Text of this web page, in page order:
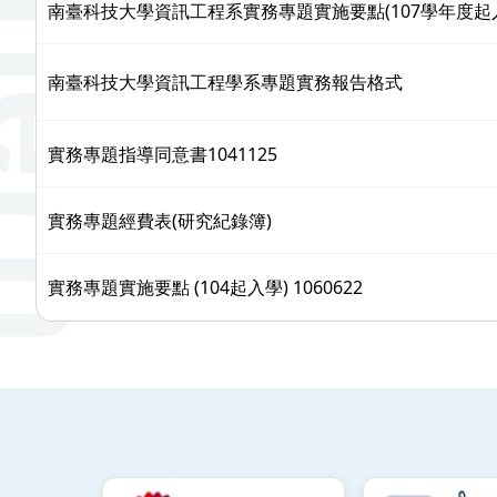
南臺科技大學資訊工程系實務專題實施要點(107學年度起
南臺科技大學資訊工程學系專題實務報告格式
實務專題指導同意書1041125
實務專題經費表(研究紀錄簿)
實務專題實施要點 (104起入學) 1060622